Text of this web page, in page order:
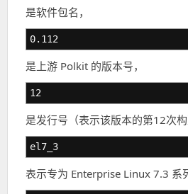
是软件包名，
0.112
是上游 Polkit 的版本号，
12
是发行号（表示该版本的第12次构
el7_3
表示专为 Enterprise Linux 7.3 系